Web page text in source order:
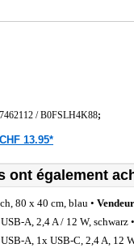
/B0FSLH4K88;
13.95*
ont également
80 x 40 cm, blau • Vendeur
A, 2,4 A / 12 W, schwarz •
A, 1x USB-C, 2,4 A, 12